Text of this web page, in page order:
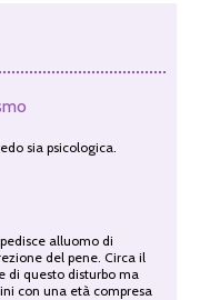
sia psicologica.
alluomo di
del pene. Circa il
di questo disturbo ma
con una età compresa